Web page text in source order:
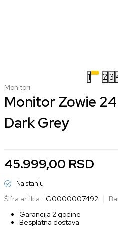
1 2 3
Monitori
Monitor Zowie
Dark Grey
45.999,00 RSD
Na stanju
Šifra artikla: G0000007492
Garancija 2 godine
Besplatna dostava